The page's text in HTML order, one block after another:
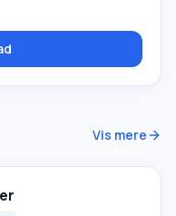
værktøj er
hurtigt vil fuldføre en
Dette lettes af
Vis mere